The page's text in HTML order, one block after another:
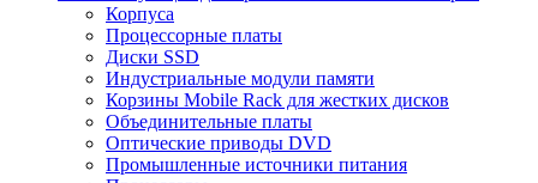
Корпуса
Процессорные платы
Диски SSD
Индустриальные модули памяти
Корзины Mobile Rack для жестких дисков
Объединительные платы
Оптические приводы DVD
Промышленные источники питания